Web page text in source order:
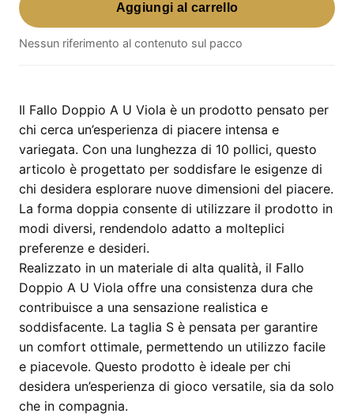
Doppio
U
Aggiungi al carrello
Nessun riferimento al contenuto sul pacco
Il Fallo Doppio A U Viola è un prodotto pensato per
chi cerca un’esperienza di piacere intensa e
variegata. Con una lunghezza di 10 pollici, questo
articolo è progettato per soddisfare le esigenze di
chi desidera esplorare nuove dimensioni del piacere.
La forma doppia consente di utilizzare il prodotto in
modi diversi, rendendolo adatto a molteplici
preferenze e desideri.
Realizzato in un materiale di alta qualità, il Fallo
Doppio A U Viola offre una consistenza dura che
contribuisce a una sensazione realistica e
soddisfacente. La taglia S è pensata per garantire
un comfort ottimale, permettendo un utilizzo facile
e piacevole. Questo prodotto è ideale per chi
desidera un’esperienza di gioco versatile, sia da solo
che in compagnia.